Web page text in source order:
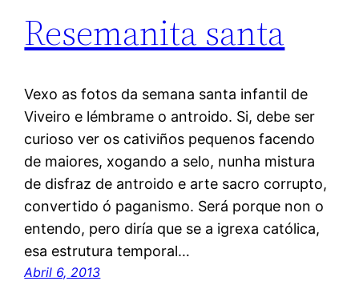
Resemanita santa
Vexo as fotos da semana santa infantil de
Viveiro e lémbrame o antroido. Si, debe ser
curioso ver os cativiños pequenos facendo
de maiores, xogando a selo, nunha mistura
de disfraz de antroido e arte sacro corrupto,
convertido ó paganismo. Será porque non o
entendo, pero diría que se a igrexa católica,
esa estrutura temporal…
Abril 6, 2013